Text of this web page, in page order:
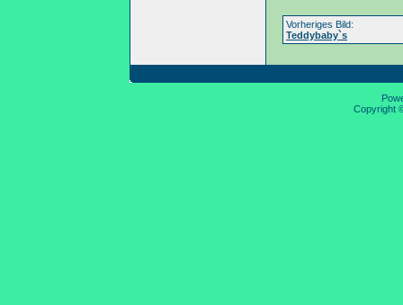
Vorheriges Bild:
Teddybaby`s
Copyright